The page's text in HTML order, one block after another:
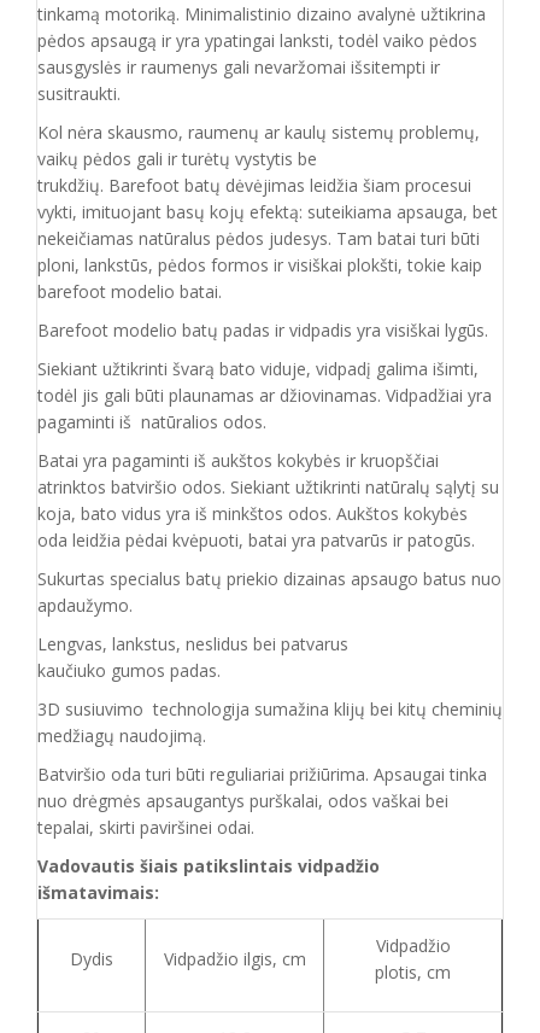
tinkamą motoriką. Minimalistinio dizaino avalynė užtikrina
pėdos apsaugą ir yra ypatingai lanksti, todėl vaiko pėdos
sausgyslės ir raumenys gali nevaržomai išsitempti ir
susitraukti.
Kol nėra skausmo, raumenų ar kaulų sistemų problemų,
vaikų pėdos gali ir turėtų vystytis be
trukdžių. Barefoot batų dėvėjimas leidžia šiam procesui
vykti, imituojant basų kojų efektą: suteikiama apsauga, bet
nekeičiamas natūralus pėdos judesys. Tam batai turi būti
ploni, lankstūs, pėdos formos ir visiškai plokšti, tokie kaip
barefoot modelio batai.
Barefoot modelio batų padas ir vidpadis yra visiškai lygūs.
Siekiant užtikrinti švarą bato viduje, vidpadį galima išimti,
todėl jis gali būti plaunamas ar džiovinamas. Vidpadžiai yra
pagaminti iš natūralios odos.
Batai yra pagaminti iš aukštos kokybės ir kruopščiai
atrinktos batviršio odos. Siekiant užtikrinti natūralų sąlytį su
koja, bato vidus yra iš minkštos odos. Aukštos kokybės
oda leidžia pėdai kvėpuoti, batai yra patvarūs ir patogūs.
Sukurtas specialus batų priekio dizainas apsaugo batus nuo
apdaužymo.
Lengvas, lankstus, neslidus bei patvarus
kaučiuko gumos padas.
3D susiuvimo technologija sumažina klijų bei kitų cheminių
medžiagų naudojimą.
Batviršio oda turi būti reguliariai prižiūrima. Apsaugai tinka
nuo drėgmės apsaugantys purškalai, odos vaškai bei
tepalai, skirti paviršinei odai.
Vadovautis šiais patikslintais vidpadžio
išmatavimais:
Dydis Vidpadžio ilgis, cm
Vidpadžio
plotis, cm